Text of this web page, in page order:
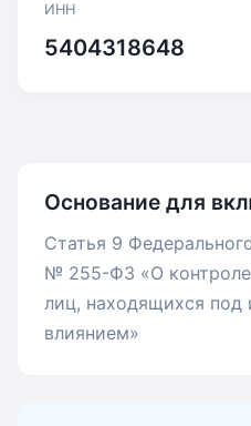
ИНН
5404318648
Основание для
Статья 9
№ 255-ФЗ «О контроле
лиц, находящихся под
влиянием»